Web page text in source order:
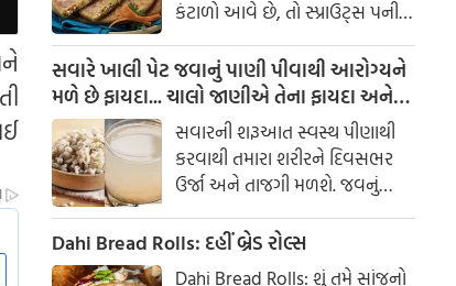
કંટાળો આવે છે, તો સ્પ્રાઉટ્સ પનીર
પરાઠા બનાવવાનો પ્રયાસ કરો. તે
માત્ર સ્વાદિષ્ટ જ નથી પણ તમારા
સ્વાસ્થ્ય માટે અતિ ફાયદાકારક પણ
સવારે ખાલી પેટ જવાનું પાણી પીવાથી આરોગ્યને
મળે છે ફાયદા... ચાલો જાણીએ તેના ફાયદા અને
ઉપયોગ કરવાની યોગ્ય રીતસવારની શરૂઆત સ્વસ્થ પીણાથી
કરવાથી તમારા શરીરને દિવસભર
ઉર્જા અને તાજગી મળશે. જવનું
પાણી એક ઉત્તમ ઘરેલું ઉપાય
માનવામાં આવે છે, જે ખાસ કરીને
ઉનાળામાં ઠંડક આપે છે
Dahi Bread Rolls: દહીં બ્રેડ રોલ્સ
Dahi Bread Rolls: શું તમે સાંજનો